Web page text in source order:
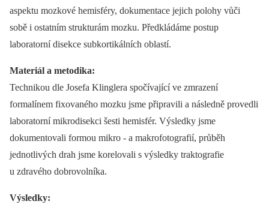
aspektu mozkové hemisféry, dokumentace jejich polohy vůči
sobě i ostatním strukturám mozku. Předkládáme postup
laboratorní disekce subkortikálních oblastí.
Materiál a metodika:
Technikou dle Josefa Klinglera spočívající ve zmrazení
formalínem fixovaného mozku jsme připravili a následně provedli
laboratorní mikrodisekci šesti hemisfér. Výsledky jsme
dokumentovali formou mikro -⁠ a makrofotografií, průběh
jednotlivých drah jsme korelovali s výsledky traktografie
u zdravého dobrovolníka.
Výsledky: